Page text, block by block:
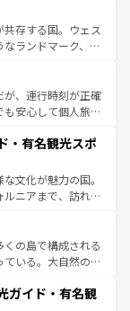
み方が可能だ。さ
ており、どの街角に
リ以外の個性あふ
ることがない。ベ
ルプスの絶景、そ
景は必見。ビール
新着の
てほしい。
存する国。ウェス
ランドマーク、歴
雅なアフタヌーン
国パブ、サッカー観
富。イギリスを旅
が、運行時刻が正確
安心して個人旅行
ではのユニークな
町歩きも満喫する
価も高いが、旅行
、うまく活用すれ
・有名観光スポ
文化が魅力の国。
ニアまで、訪れる
グ、エンターテイ
。一方、アメリカ
ニオンやイエロー
が融合した独特の
の島で構成される
いる。大自然の神
地といえばオアフ
ガイド・有名観